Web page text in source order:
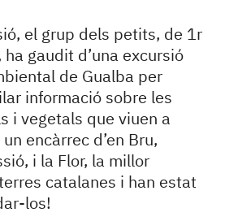
el grup dels petits, de 1r
gaudit d’una excursió
de Gualba per
informació sobre les
i vegetals que viuen a
encàrrec d’en Bru,
i la Flor, la millor
catalanes i han estat
los!